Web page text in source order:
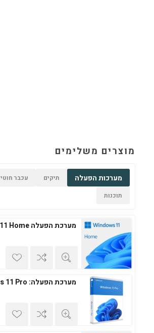
מוצרים משלימים
מערכות הפעלה תיקים עכבר חוטי
תוכנות
מערכת הפעלה Windows 11 Home ברכישת מחשב חדש
מערכת הפעלה: Windows 11 Pro ברכישת מחשב חדש